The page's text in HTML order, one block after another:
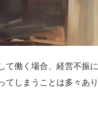
て働く場合、経営不振
てしまうことは多々あり